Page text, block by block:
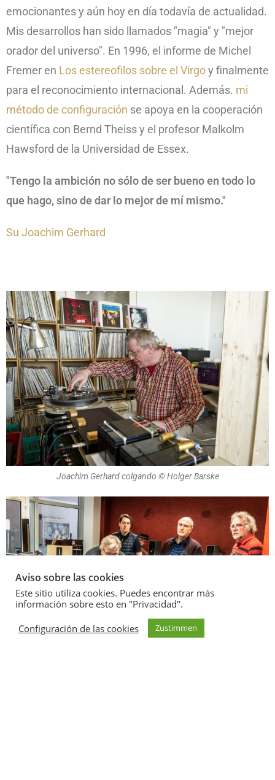
emocionantes y aún hoy en día todavía de actualidad.
Mis desarrollos han sido llamados "magia" y "mejor
orador del universo". En 1996, el informe de Michel
Fremer en Los estereofilos sobre el Virgoy finalmente
para el reconocimiento internacional. Además. mi
método de configuración se apoya en la cooperación
científica con Bernd Theiss y el profesor Malkolm
Hawsford de la Universidad de Essex.
"Tengo la ambición no sólo de ser bueno en todo lo
que hago, sino de dar lo mejor de mí mismo."
Su Joachim Gerhard
Joachim Gerhard colgando © Holger Barske
Aviso sobre las cookies
Este sitio utiliza cookies. Puedes encontrar más
información sobre esto en "Privacidad".
Configuración de las cookies
Zustimmen